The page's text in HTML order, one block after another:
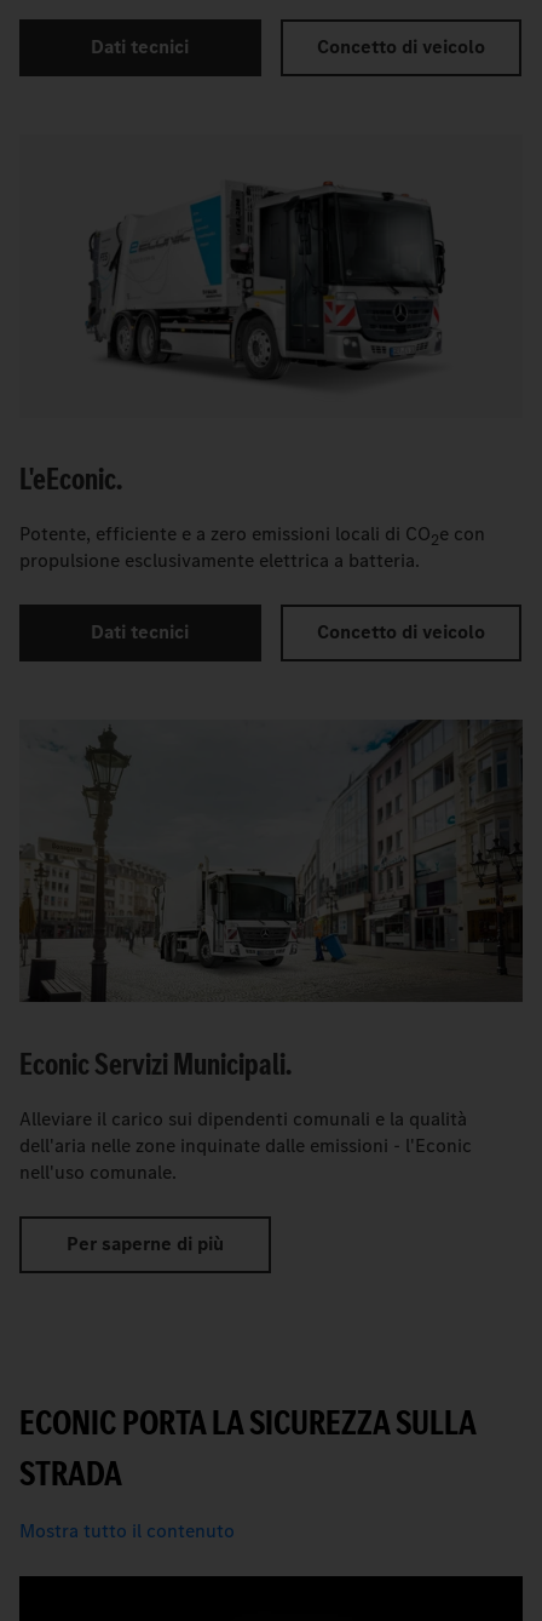
Dati tecnici Concetto di veicolo
L'eEconic.
Potente, efficiente e a zero emissioni locali di CO2e con
propulsione esclusivamente elettrica a batteria.
Dati tecnici Concetto di veicolo
Econic Servizi Municipali.
Alleviare il carico sui dipendenti comunali e la qualità
dell'aria nelle zone inquinate dalle emissioni - l'Econic
nell'uso comunale.
Per saperne di più
ECONIC PORTA LA SICUREZZA SULLA
STRADA
Mostra tutto il contenuto